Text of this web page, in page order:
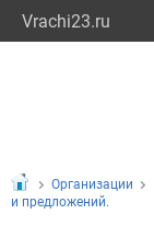
Vrachi23.ru
Организации
и предложений.